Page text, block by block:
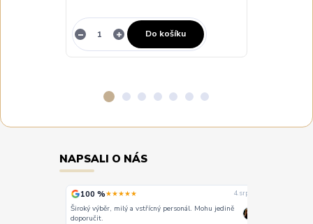
Do košíku
NAPSALI O NÁS
100 %★★★★★ 4. srpna
Široký výběr, milý a vstřícný personál. Mohu jedině
doporučit.